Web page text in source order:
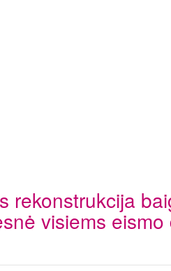
rekonstrukcija
visiems eismo